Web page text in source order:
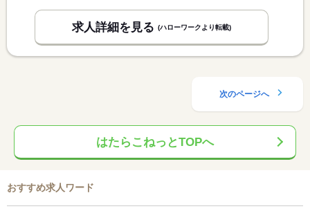
求人詳細を見る (ハローワークより転載)
次のページへ
はたらこねっとTOPへ
おすすめ求人ワード